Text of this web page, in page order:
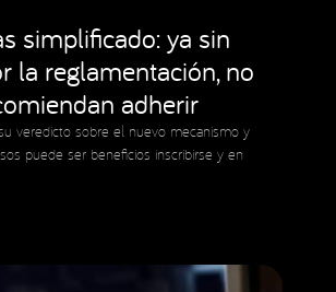
simplificado: ya sin
la reglamentación, no
adherir
veredicto sobre el nuevo mecanismo y
puede ser beneficios inscribirse y en